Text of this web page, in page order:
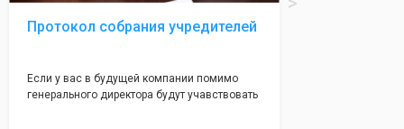
Протокол собрания учредителей
Если у вас в будущей компании помимо
генерального директора будут учавствовать